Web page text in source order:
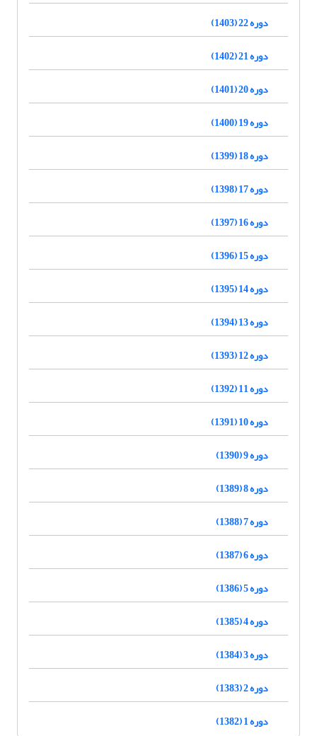
دوره 22 (1403)
دوره 21 (1402)
دوره 20 (1401)
دوره 19 (1400)
دوره 18 (1399)
دوره 17 (1398)
دوره 16 (1397)
دوره 15 (1396)
دوره 14 (1395)
دوره 13 (1394)
دوره 12 (1393)
دوره 11 (1392)
دوره 10 (1391)
دوره 9 (1390)
دوره 8 (1389)
دوره 7 (1388)
دوره 6 (1387)
دوره 5 (1386)
دوره 4 (1385)
دوره 3 (1384)
دوره 2 (1383)
دوره 1 (1382)